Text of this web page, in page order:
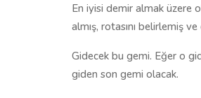
En iyisi demir almak üzere
almış, rotasını belirlemiş
Gidecek bu gemi. Eğer o
giden son gemi olacak.